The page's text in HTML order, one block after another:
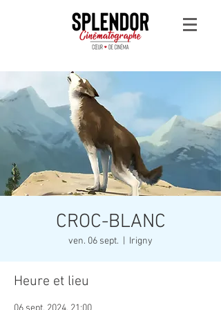
CROC-BLANC
ven. 06 sept. Irigny
Heure et lieu